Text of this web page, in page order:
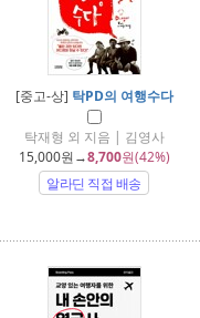
[중고-상] 탁PD의 여행수다
탁재형 외 지음 | 김영사
15,000원→8,700원(42%)
알라딘 직접 배송